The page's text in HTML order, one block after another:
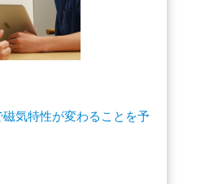
気特性が変わることを予